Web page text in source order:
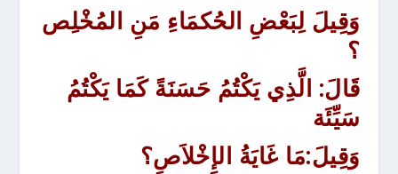
وَقِيلَ لِبَعْضِ الحُكمَاءِ مَنِ المُخْلِص
؟
قَالَ: الَّذِي يَكْتُمُ حَسَنَةً كَمَا يَكْتُمُ
سَيِّئَة
وَقِيلَ:مَا غَايَةُ الإِخْلاَصِ؟